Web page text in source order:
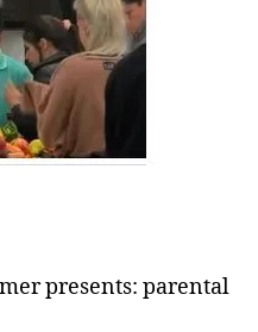
presents: parental